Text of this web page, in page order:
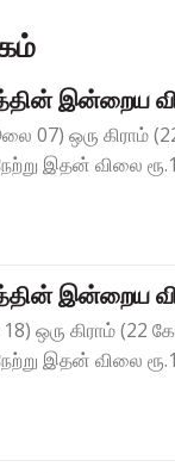
இன்றைய
07) ஒரு கிராம்
இதன் விலை
இன்றைய
ஒரு கிராம் (22
இதன் விலை